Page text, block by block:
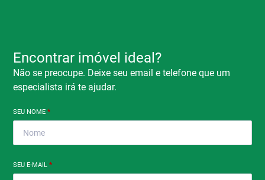
Encontrar imóvel ideal?
Não se preocupe. Deixe seu email e telefone que um
especialista irá te ajudar.
SEU NOME*
SEU E-MAIL*